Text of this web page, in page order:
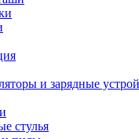
и зарядные
стулья